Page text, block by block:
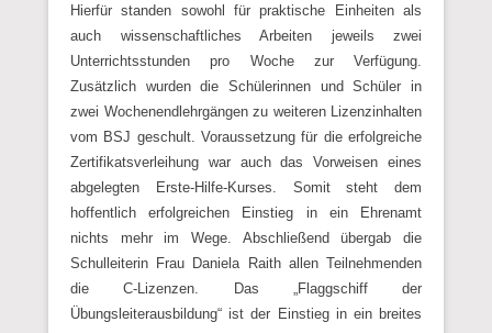
Hierfür standen sowohl für praktische Einheiten als
auch wissenschaftliches Arbeiten jeweils zwei
Unterrichtsstunden pro Woche zur Verfügung.
Zusätzlich wurden die Schülerinnen und Schüler in
zwei Wochenendlehrgängen zu weiteren Lizenzinhalten
vom BSJ geschult. Voraussetzung für die erfolgreiche
Zertifikatsverleihung war auch das Vorweisen eines
abgelegten Erste-Hilfe-Kurses. Somit steht dem
hoffentlich erfolgreichen Einstieg in ein Ehrenamt
nichts mehr im Wege. Abschließend übergab die
Schulleiterin Frau Daniela Raith allen Teilnehmenden
die C-Lizenzen. Das „Flaggschiff der
Übungsleiterausbildung“ ist der Einstieg in ein breites